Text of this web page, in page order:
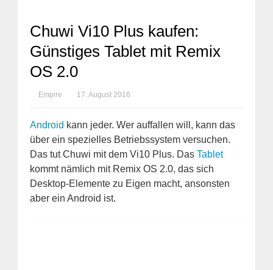
Chuwi Vi10 Plus kaufen:
Günstiges Tablet mit Remix
OS 2.0
Empire 17. August 2016
Android kann jeder. Wer auffallen will, kann das
über ein spezielles Betriebssystem versuchen.
Das tut Chuwi mit dem Vi10 Plus. Das Tablet
kommt nämlich mit Remix OS 2.0, das sich
Desktop-Elemente zu Eigen macht, ansonsten
aber ein Android ist.